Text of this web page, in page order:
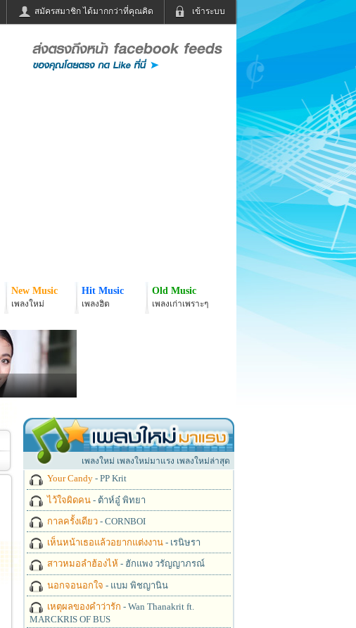
เข้าระบบ
สมัครสมาชิก ได้มากกว่าที่คุณคิด
ฟังวิทยุออนไลน์
Email
New Music
เพลงใหม่
Hit Music
เพลงฮิต
Old Music
เพลงเก่าเพราะๆ
เพลงใหม่ เพลงใหม่มาแรง เพลงใหม่ล่าสุด
Your Candy- PP Krit
ไว้ใจผิดคน- ต้าห์อู๋ พิทยา
กาลครั้งเดียว- CORNBOI
เห็นหน้าเธอแล้วอยากแต่งงาน- เรนิษรา
สาวหมอลำฮ้องไห้ - ฮักแพง วรัญญาภรณ์
นอกจอนอกใจ - แบม พิชญานิน
เหตุผลของคำว่ารัก - Wan Thanakrit ft.
MARCKRIS OF BUS